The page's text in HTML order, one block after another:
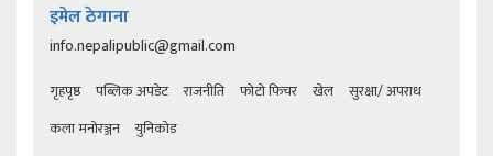
इमेल ठेगाना
info.nepalipublic@gmail.com
गृहपृष्ठ पब्लिक अपडेट राजनीति फोटो फिचर खेल
सुरक्षा/ अपराध
कला मनोरञ्जन
युनिकोड